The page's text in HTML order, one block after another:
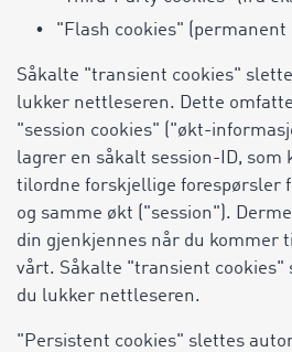
"Flash cookies" (permanent
Såkalte "transient cookies"
lukker nettleseren. Dette
"session cookies" ("økt-
lagrer en såkalt session-ID, som
tilordne forskjellige forespørsler
og samme økt ("session").
din gjenkjennes når du kommer
vårt. Såkalte "transient
du lukker nettleseren.
"Persistent cookies" slettes